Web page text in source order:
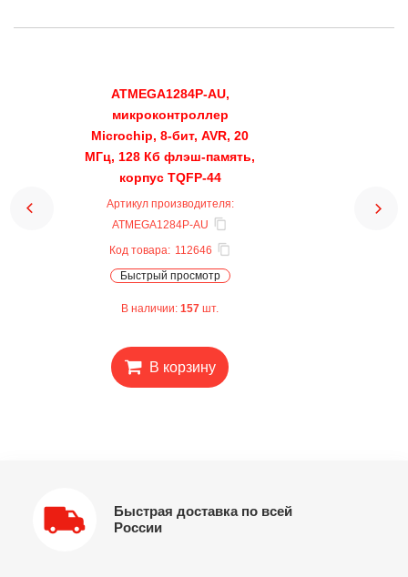
ATMEGA1284P-AU,
микроконтроллер
Microchip, 8-бит, AVR, 20
МГц, 128 Кб флэш-память,
корпус TQFP-44
Артикул производителя:
ATMEGA1284P-AU
Код товара: 112646
Быстрый просмотр
В наличии: 157 шт.
В корзину
Быстрая доставка по всей
России